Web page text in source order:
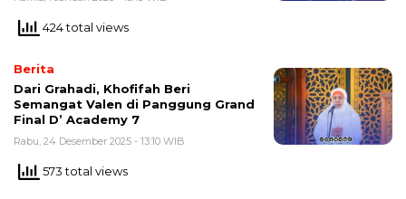
424 total views
Berita
Dari Grahadi, Khofifah Beri
Semangat Valen di Panggung Grand
Final D’ Academy 7
Rabu, 24 Desember 2025 - 13:10 WIB
573 total views